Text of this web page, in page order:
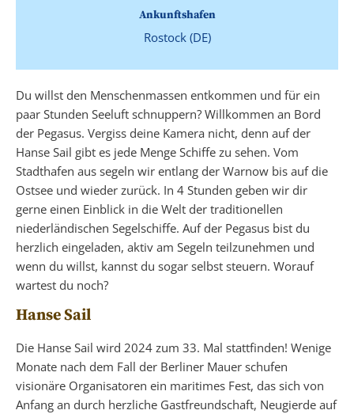
Ankunftshafen
Rostock (DE)
Du willst den Menschenmassen entkommen und für ein
paar Stunden Seeluft schnuppern? Willkommen an Bord
der Pegasus. Vergiss deine Kamera nicht, denn auf der
Hanse Sail gibt es jede Menge Schiffe zu sehen. Vom
Stadthafen aus segeln wir entlang der Warnow bis auf die
Ostsee und wieder zurück. In 4 Stunden geben wir dir
gerne einen Einblick in die Welt der traditionellen
niederländischen Segelschiffe. Auf der Pegasus bist du
herzlich eingeladen, aktiv am Segeln teilzunehmen und
wenn du willst, kannst du sogar selbst steuern. Worauf
wartest du noch?
Hanse Sail
Die Hanse Sail wird 2024 zum 33. Mal stattfinden! Wenige
Monate nach dem Fall der Berliner Mauer schufen
visionäre Organisatoren ein maritimes Fest, das sich von
Anfang an durch herzliche Gastfreundschaft, Neugierde auf